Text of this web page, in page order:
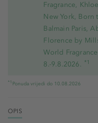
Fragrance,
New York, Born
Balmain Paris,
Florence by
World
8.-9.8.2026. *1
*1 Ponuda vrijedi do 10.08.2026
OPIS